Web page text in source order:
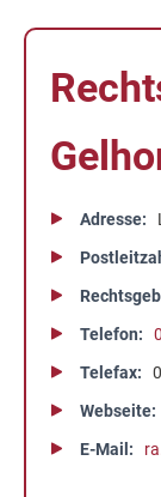
Adresse
Telefon
Telefax
Webseite
E-Mail